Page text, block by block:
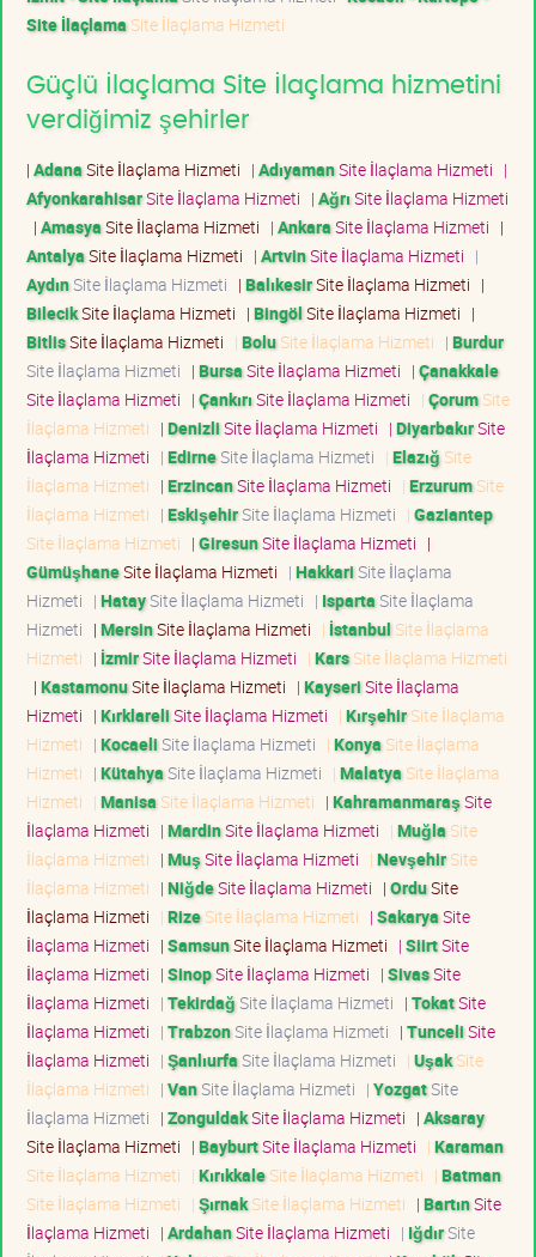
Site İlaçlama Site İlaçlama Hizmeti
Güçlü İlaçlama Site İlaçlama hizmetini
verdiğimiz şehirler
| AdanaSite İlaçlama Hizmeti | AdıyamanSite İlaçlama Hizmeti |
AfyonkarahisarSite İlaçlama Hizmeti | AğrıSite İlaçlama Hizmeti
| AmasyaSite İlaçlama Hizmeti | AnkaraSite İlaçlama Hizmeti |
AntalyaSite İlaçlama Hizmeti | ArtvinSite İlaçlama Hizmeti |
AydınSite İlaçlama Hizmeti | BalıkesirSite İlaçlama Hizmeti |
BilecikSite İlaçlama Hizmeti | BingölSite İlaçlama Hizmeti |
BitlisSite İlaçlama Hizmeti | BoluSite İlaçlama Hizmeti | Burdur
Site İlaçlama Hizmeti | BursaSite İlaçlama Hizmeti | Çanakkale
Site İlaçlama Hizmeti | ÇankırıSite İlaçlama Hizmeti | ÇorumSite
İlaçlama Hizmeti | DenizliSite İlaçlama Hizmeti | DiyarbakırSite
İlaçlama Hizmeti | EdirneSite İlaçlama Hizmeti | Elazığ Site
İlaçlama Hizmeti | ErzincanSite İlaçlama Hizmeti | ErzurumSite
İlaçlama Hizmeti | EskişehirSite İlaçlama Hizmeti | Gaziantep
Site İlaçlama Hizmeti | GiresunSite İlaçlama Hizmeti |
GümüşhaneSite İlaçlama Hizmeti | HakkariSite İlaçlama
Hizmeti | HataySite İlaçlama Hizmeti | IspartaSite İlaçlama
Hizmeti | MersinSite İlaçlama Hizmeti | İstanbul Site İlaçlama
Hizmeti | İzmirSite İlaçlama Hizmeti | KarsSite İlaçlama Hizmeti
| KastamonuSite İlaçlama Hizmeti | KayseriSite İlaçlama
Hizmeti | KırklareliSite İlaçlama Hizmeti | KırşehirSite İlaçlama
Hizmeti | KocaeliSite İlaçlama Hizmeti | Konya Site İlaçlama
Hizmeti | KütahyaSite İlaçlama Hizmeti | Malatya Site İlaçlama
Hizmeti | Manisa Site İlaçlama Hizmeti | KahramanmaraşSite
İlaçlama Hizmeti | MardinSite İlaçlama Hizmeti | Muğla Site
İlaçlama Hizmeti | MuşSite İlaçlama Hizmeti | NevşehirSite
İlaçlama Hizmeti | NiğdeSite İlaçlama Hizmeti | OrduSite
İlaçlama Hizmeti | RizeSite İlaçlama Hizmeti | SakaryaSite
İlaçlama Hizmeti | SamsunSite İlaçlama Hizmeti | SiirtSite
İlaçlama Hizmeti | SinopSite İlaçlama Hizmeti | SivasSite
İlaçlama Hizmeti | TekirdağSite İlaçlama Hizmeti | TokatSite
İlaçlama Hizmeti | TrabzonSite İlaçlama Hizmeti | TunceliSite
İlaçlama Hizmeti | ŞanlıurfaSite İlaçlama Hizmeti | UşakSite
İlaçlama Hizmeti | VanSite İlaçlama Hizmeti | YozgatSite
İlaçlama Hizmeti | ZonguldakSite İlaçlama Hizmeti | Aksaray
Site İlaçlama Hizmeti | BayburtSite İlaçlama Hizmeti | Karaman
Site İlaçlama Hizmeti | KırıkkaleSite İlaçlama Hizmeti | Batman
Site İlaçlama Hizmeti | ŞırnakSite İlaçlama Hizmeti | BartınSite
İlaçlama Hizmeti | ArdahanSite İlaçlama Hizmeti | IğdırSite